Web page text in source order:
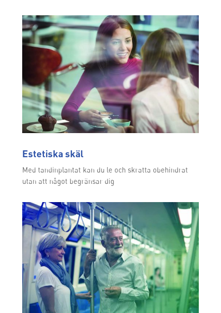
Estetiska skäl
Med tandinplantat kan du le och skratta obehindrat
utan att något begränsar dig